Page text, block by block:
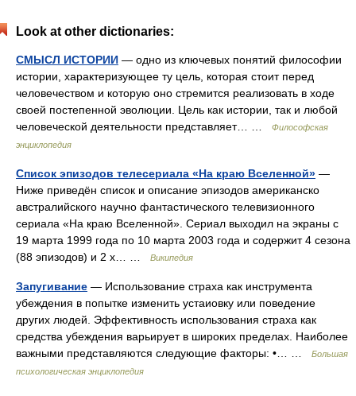
Look at other dictionaries:
СМЫСЛ ИСТОРИИ — одно из ключевых понятий философии
истории, характеризующее ту цель, которая стоит перед
человечеством и которую оно стремится реализовать в ходе
своей постепенной эволюции. Цель как истории, так и любой
человеческой деятельности представляет… …
Философская
энциклопедия
Список эпизодов телесериала «На краю Вселенной» —
Ниже приведён список и описание эпизодов американско
австралийского научно фантастического телевизионного
сериала «На краю Вселенной». Сериал выходил на экраны с
19 марта 1999 года по 10 марта 2003 года и содержит 4 сезона
(88 эпизодов) и 2 х… …
Википедия
Запугивание — Использование страха как инструмента
убеждения в попытке изменить устаиовку или поведение
других людей. Эффективность использования страха как
средства убеждения варьирует в широких пределах. Наиболее
важными представляются следующие факторы: •… …
Большая
психологическая энциклопедия